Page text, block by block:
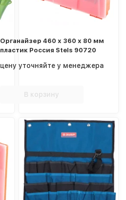
Органайзер 460 х 360 х 80 мм
пластик Россия Stels 90720
цену уточняйте у менеджера
В корзину